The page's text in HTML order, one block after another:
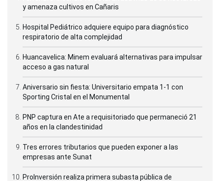
y amenaza cultivos en Cañaris
Hospital Pediátrico adquiere equipo para diagnóstico
respiratorio de alta complejidad
Huancavelica: Minem evaluará alternativas para impulsar
acceso a gas natural
Aniversario sin fiesta: Universitario empata 1-1 con
Sporting Cristal en el Monumental
PNP captura en Ate a requisitoriado que permaneció 21
años en la clandestinidad
Tres errores tributarios que pueden exponer a las
empresas ante Sunat
ProInversión realiza primera subasta pública de